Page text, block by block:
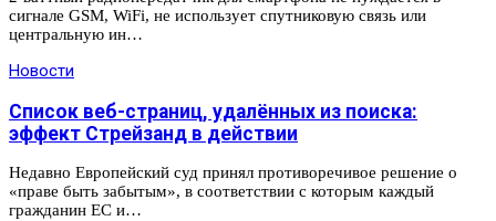
сигнале GSM, WiFi, не использует спутниковую связь или
центральную ин…
Новости
Список веб-страниц, удалённых из поиска:
эффект Стрейзанд в действии
Недавно Европейский суд принял противоречивое решение о
«праве быть забытым», в соответствии с которым каждый
гражданин ЕС и…